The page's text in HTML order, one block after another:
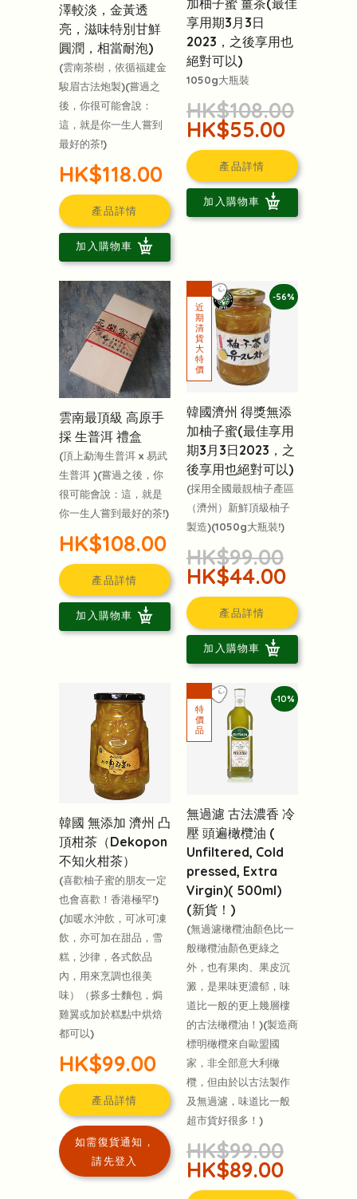
澤較淡，金黃透
亮，滋味特別甘鮮
圓潤，相當耐泡)
(雲南茶樹，依循福建金
駿眉古法炮製)(嘗過之
後，你很可能會說：
這，就是你一生人嘗到
最好的茶!)
HK$118.00
產品詳情
加入購物車
加柚子蜜 薑茶(最佳
享用期3月3日
2023，之後享用也
絕對可以)
1050g大瓶裝
HK$108.00
HK$55.00
產品詳情
加入購物車
雲南最頂級 高原手
採 生普洱 禮盒
(頂上勐海生普洱 x 易武
生普洱 )(嘗過之後，你
很可能會說：這，就是
你一生人嘗到最好的茶!)
HK$108.00
產品詳情
加入購物車
-56%
韓國濟州 得獎無添
加柚子蜜(最佳享用
期3月3日2023，之
後享用也絕對可以)
(採用全國最靚柚子產區
（濟州）新鮮頂級柚子
製造)(1050g大瓶裝!)
HK$99.00
HK$44.00
產品詳情
加入購物車
韓國 無添加 濟州 凸
頂柑茶（Dekopon
不知火柑茶）
(喜歡柚子蜜的朋友一定
也會喜歡！香港極罕!)
(加暖水沖飲，可冰可凍
飲，亦可加在甜品，雪
糕，沙律，各式飲品
內，用來烹調也很美
味）（搽多士麵包，焗
雞翼或加於糕點中烘焙
都可以)
HK$99.00
產品詳情
如需復貨通知，
請先登入
-10%
無過濾 古法濃香 冷
壓 頭遍橄欖油 (
Unfiltered, Cold
pressed, Extra
Virgin)( 500ml)
(新貨！)
(無過濾橄欖油顏色比一
般橄欖油顏色更綠之
外，也有果肉、果皮沉
澱，是果味更濃郁，味
道比一般的更上幾層樓
的古法橄欖油！)(製造商
標明橄欖來自歐盟國
家，非全部意大利橄
欖，但由於以古法製作
及無過濾，味道比一般
超市貨好很多！)
HK$99.00
HK$89.00